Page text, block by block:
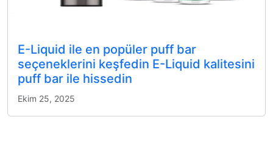
E-Liquid ile en popüler puff bar
seçeneklerini keşfedin E-Liquid kalitesini
puff bar ile hissedin
Ekim 25, 2025